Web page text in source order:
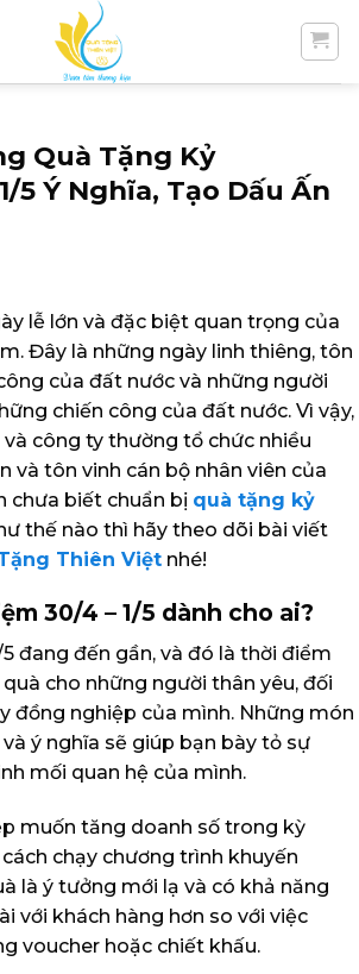
Quà Tặng Kỷ
5 Ý Nghĩa, Tạo Dấu Ấn
lễ lớn và đặc biệt quan trọng của
Đây là những ngày linh thiêng, tôn
của đất nước và những người
chiến công của đất nước. Vì vậy,
công ty thường tổ chức nhiều
và tôn vinh cán bộ nhân viên của
chưa biết chuẩn bị quà tặng kỷ
thế nào thì hãy theo dõi bài viết
Thiên Việt nhé!
30/4 – 1/5 dành cho ai?
5 đang đến gần, và đó là thời điểm
cho những người thân yêu, đối
đồng nghiệp của mình. Những món
ý nghĩa sẽ giúp bạn bày tỏ sự
mối quan hệ của mình.
muốn tăng doanh số trong kỳ
chạy chương trình khuyến
là ý tưởng mới lạ và có khả năng
với khách hàng hơn so với việc
voucher hoặc chiết khấu.